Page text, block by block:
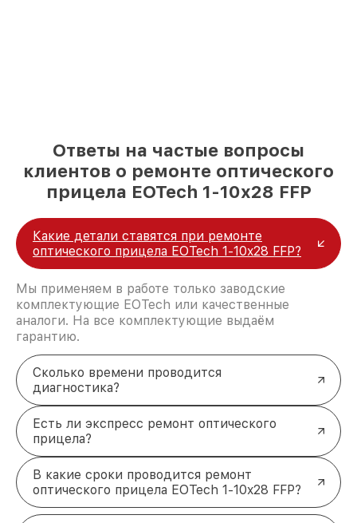
Ответы на частые вопросы
клиентов о ремонте оптического
прицела EOTech 1-10x28 FFP
Какие детали ставятся при ремонте
оптического прицела EOTech 1-10x28 FFP?
Мы применяем в работе только заводские
комплектующие EOTech или качественные
аналоги. На все комплектующие выдаём
гарантию.
Сколько времени проводится
диагностика?
Есть ли экспресс ремонт оптического
прицела?
В какие сроки проводится ремонт
оптического прицела EOTech 1-10x28 FFP?